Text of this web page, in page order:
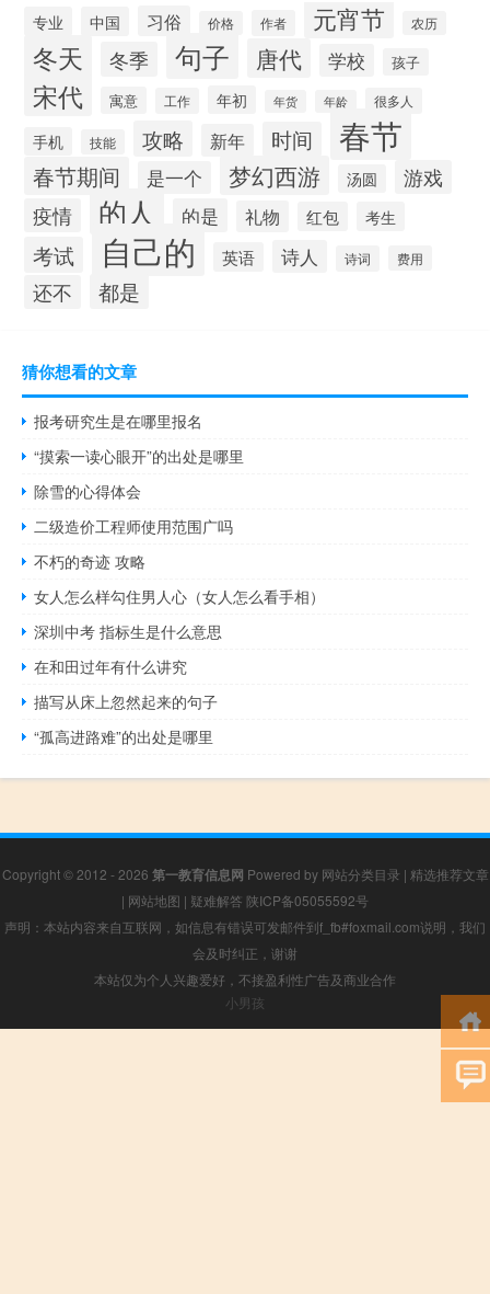
专业 中国 习俗 价格 作者 元宵节 农历
冬天 冬季 句子 唐代 学校 孩子
宋代 寓意 工作 年初 年货 年龄 很多人
手机 技能 攻略 新年 时间 春节
春节期间 是一个 梦幻西游 汤圆
游戏
疫情
的人 的是 礼物 红包 考生
考试 自己的 英语 诗人 诗词 费用
还不 都是
猜你想看的文章
报考研究生是在哪里报名
“摸索一读心眼开”的出处是哪里
除雪的心得体会
二级造价工程师使用范围广吗
不朽的奇迹 攻略
女人怎么样勾住男人心（女人怎么看手相）
深圳中考 指标生是什么意思
在和田过年有什么讲究
描写从床上忽然起来的句子
“孤高进路难”的出处是哪里
Copyright © 2012 - 2026 第一教育信息网 Powered by 网站分类目录 | 精选推荐文章
| 网站地图 | 疑难解答 陕ICP备05055592号
声明：本站内容来自互联网，如信息有错误可发邮件到f_fb#foxmail.com说明，我们
会及时纠正，谢谢
本站仅为个人兴趣爱好，不接盈利性广告及商业合作
小男孩